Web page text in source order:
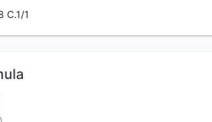
C.1/1